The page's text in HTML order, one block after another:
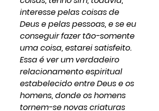
interesse pelas coisas de
Deus e pelas pessoas, e se eu
conseguir fazer tão-somente
uma coisa, estarei satisfeito.
Essa é ver um verdadeiro
relacionamento espiritual
estabelecido entre Deus e os
homens, donde os homens
tornem-se novas criaturas